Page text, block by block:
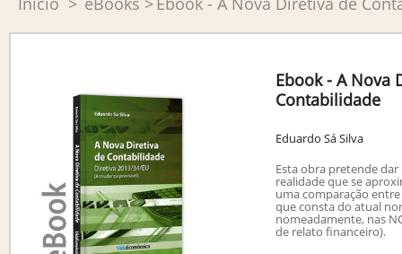
Ebook - A Nova
Contabilidade
Eduardo Sá Silva
Esta obra pretende
realidade que se
uma comparação
que consta do atual
nomeadamente, nas
de relato financeiro).